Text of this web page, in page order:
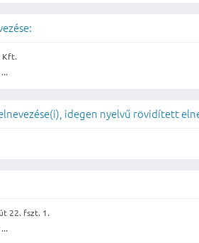
Kft.
idegen nyelvű rövidített
22. fszt. 1.